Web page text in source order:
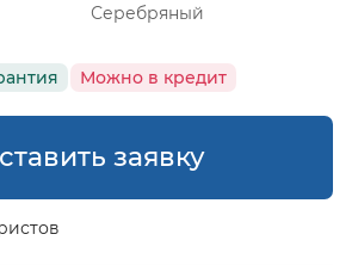
Серебряный
Можно в кредит
заявку